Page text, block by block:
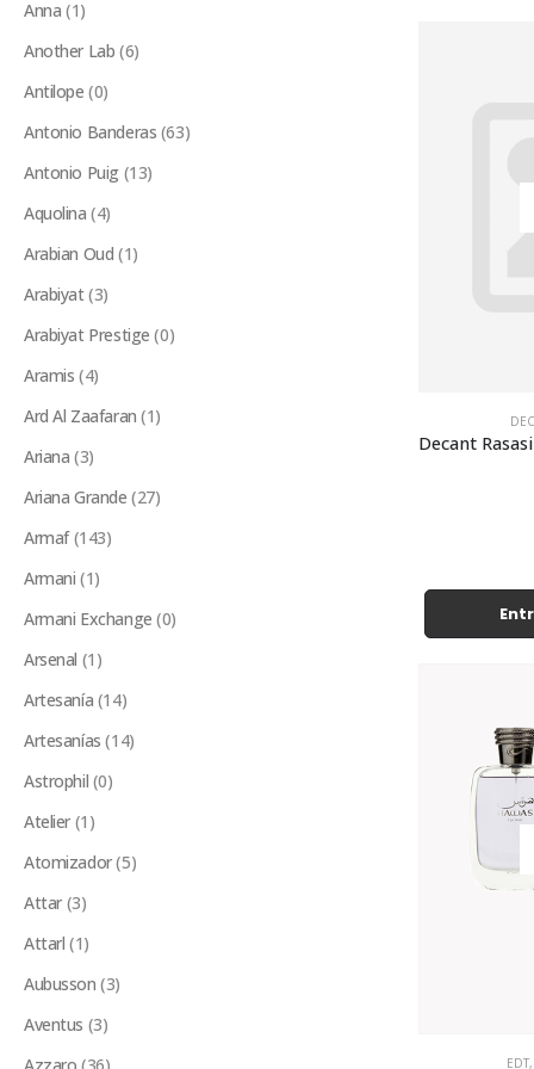
EDT
Anna (1)
Another Lab (6)
Antilope (0)
Antonio Banderas (63)
Antonio Puig (13)
Aquolina (4)
Arabian Oud (1)
Arabiyat(3)
Arabiyat Prestige (0)
Aramis (4)
Ard Al Zaafaran (1)
Ariana (3)
Ariana Grande (27)
Armaf (143)
Armani (1)
Armani Exchange (0)
Arsenal (1)
Artesanía (14)
Artesanías (14)
Astrophil (0)
Atelier (1)
Atomizador(5)
Attar (3)
Attarl (1)
Aubusson (3)
Aventus (3)